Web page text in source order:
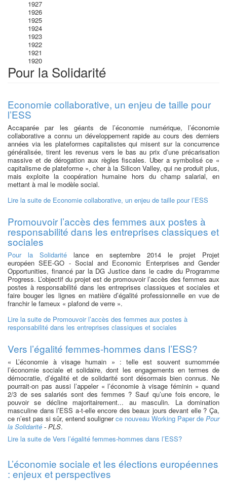
1927
1926
1925
1924
1923
1922
1921
1920
Pour la Solidarité
Economie collaborative, un enjeu de taille pour
l’ESS
Accaparée par les géants de l’économie numérique, l’économie
collaborative a connu un développement rapide au cours des derniers
années via les plateformes capitalistes qui misent sur la concurrence
généralisée, tirent les revenus vers le bas au prix d’une précarisation
massive et de dérogation aux règles fiscales. Uber a symbo­lisé ce «
capitalisme de plateforme », cher à la Silicon Valley, qui ne produit plus,
mais exploite la coopération humaine hors du champ salarial, en
mettant à mal le modèle social.
Lire la suite de Economie collaborative, un enjeu de taille pour l’ESS
Promouvoir l’accès des femmes aux postes à
responsabilité dans les entreprises classiques et
sociales
Pour la Solidarité lance en septembre 2014 le projet Projet
européen SEE-GO - Social and Economic Enterprises and Gender
Opportunities, financé par la DG Justice dans le cadre du Programme
Progress. L’objectif du projet est de promouvoir l’accès des femmes aux
postes à responsabilité dans les entreprises classiques et sociales et
faire bouger les lignes en matière d’égalité professionnelle en vue de
franchir le fameux « plafond de verre ».
Lire la suite de Promouvoir l’accès des femmes aux postes à
responsabilité dans les entreprises classiques et sociales
Vers l’égalité femmes-hommes dans l’ESS?
« L’économie à visage humain » : telle est souvent surnommée
l’économie sociale et solidaire, dont les engagements en termes de
démocratie, d’égalité et de solidarité sont désormais bien connus. Ne
pourrait-on pas aussi l’appeler « l’économie à visage féminin » quand
2/3 de ses salariés sont des femmes ? Sauf qu’une fois encore, le
pouvoir se décline majoritairement... au masculin. La domination
masculine dans l’ESS a-t-elle encore des beaux jours devant elle ? Ça,
ce n’est pas si sûr, entend soulignerce nouveau Working Paper de Pour
la Solidarité - PLS.
Lire la suite de Vers l’égalité femmes-hommes dans l’ESS?
L’économie sociale et les élections européennes
: enjeux et perspectives